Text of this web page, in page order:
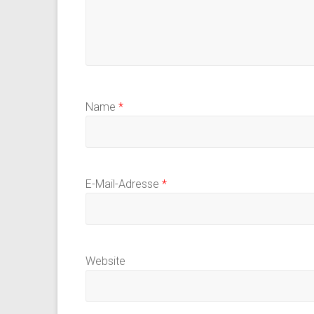
Name *
E-Mail-Adresse *
Website